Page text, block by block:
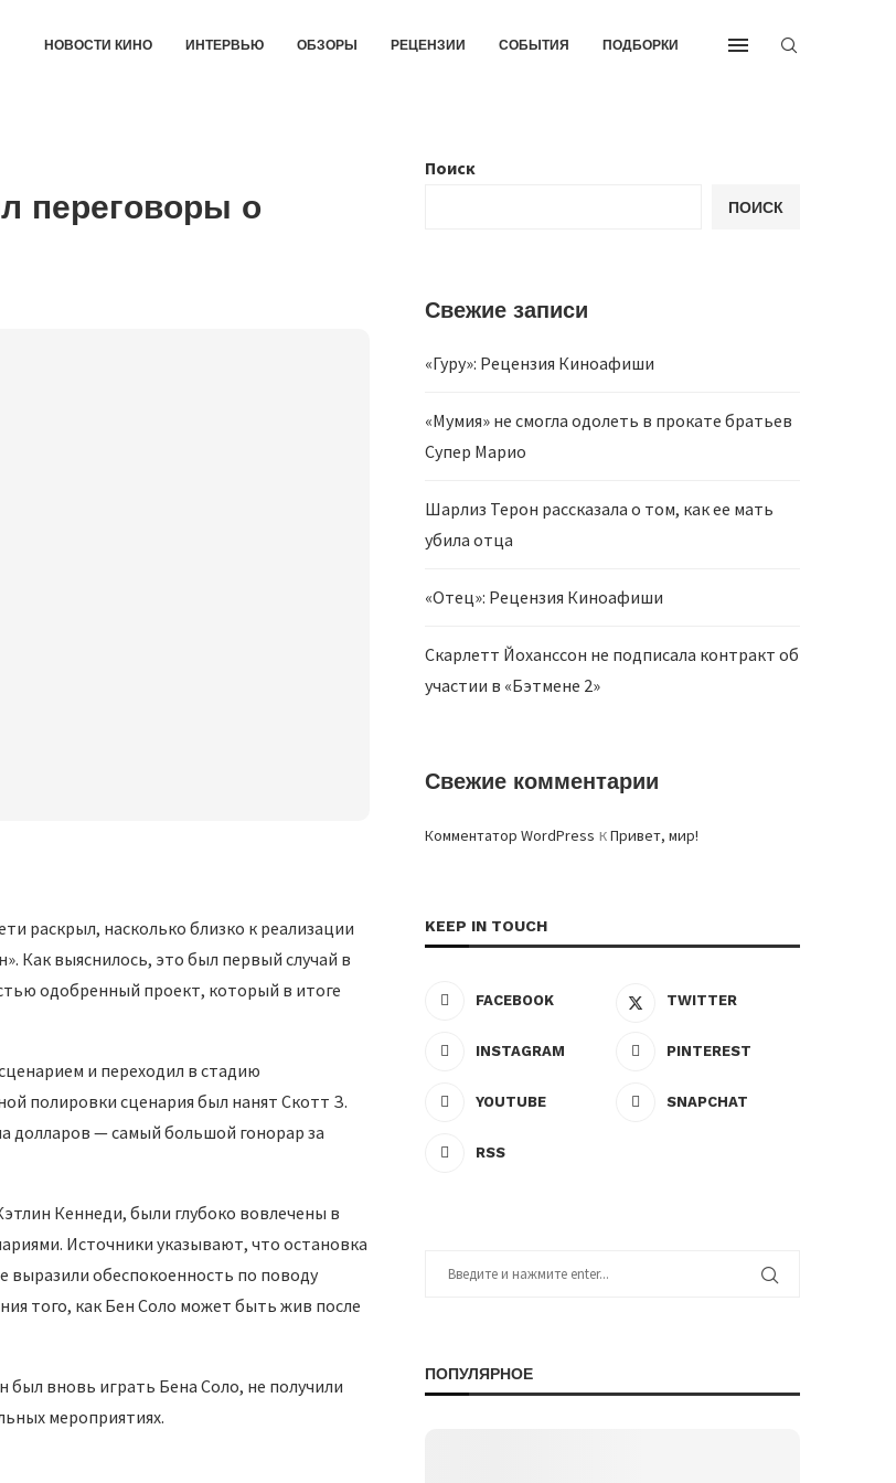
НОВОСТИ КИНО ИНТЕРВЬЮ ОБЗОРЫ РЕЦЕНЗИИ СОБЫТИЯ ПОДБОРКИ
переговоры о
раскрыл, насколько близко к реализации
Как выяснилось, это был первый случай в
одобренный проект, который в итоге
и переходил в стадию
полировки сценария был нанят Скотт З.
долларов — самый большой гонорар за
Кеннеди, были глубоко вовлечены в
Источники указывают, что остановка
выразили обеспокоенность по поводу
того, как Бен Соло может быть жив после
вновь играть Бена Соло, не получили
мероприятиях.
Поиск
ПОИСК
Свежие записи
«Гуру»: Рецензия Киноафиши
«Мумия» не смогла одолеть в прокате братьев
Супер Марио
Шарлиз Терон рассказала о том, как ее мать
убила отца
«Отец»: Рецензия Киноафиши
Скарлетт Йоханссон не подписала контракт об
участии в «Бэтмене 2»
Свежие комментарии
Комментатор WordPress кПривет, мир!
KEEP IN TOUCH
FACEBOOK TWITTER
INSTAGRAM PINTEREST
YOUTUBE SNAPCHAT
RSS
ПОПУЛЯРНОЕ